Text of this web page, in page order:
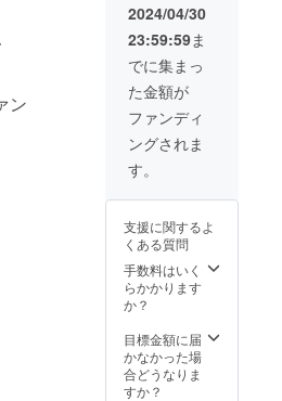
ン
2024/04/30
23:59:59ま
でに集まっ
た金額が
ファンディ
ングされま
す。
支援に関するよ
くある質問
手数料はいく
らかかります
か？
目標金額に届
かなかった場
合どうなりま
すか？